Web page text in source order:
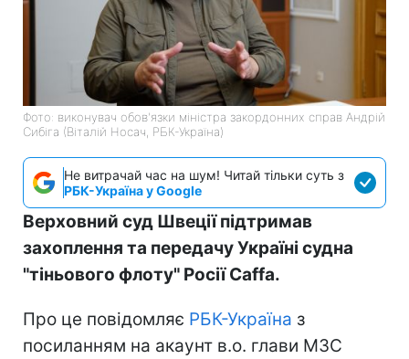
Фото: виконувач обов'язки міністра закордонних справ Андрій
Сибіга (Віталій Носач, РБК-Україна)
Не витрачай час на шум! Читай тільки суть з
РБК-Україна у Google
Верховний суд Швеції підтримав
захоплення та передачу Україні судна
"тіньового флоту" Росії Caffa.
Про це повідомляє РБК-Україна з
посиланням на акаунт в.о. глави МЗС